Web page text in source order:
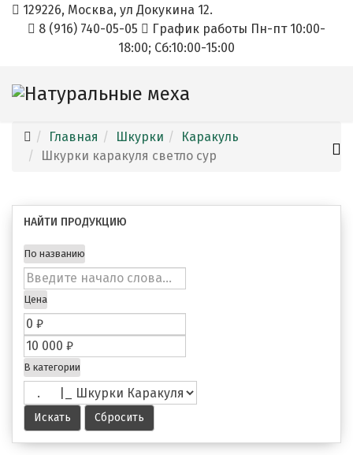
129226, Москва, ул Докукина 12.
8 (916) 740-05-05
График работы Пн-пт 10:00-
18:00; Cб:10:00-15:00
Главная Шкурки
Каракуль
Шкурки каракуля светло сур
НАЙТИ ПРОДУКЦИЮ
По названию
Цена
В категории